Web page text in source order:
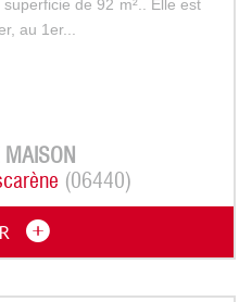
de 92 m².. Elle est
au 1er...
MAISON
(06440)